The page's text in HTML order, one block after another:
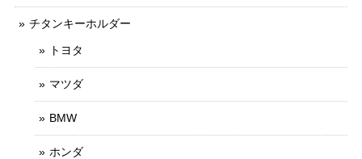
チタンキーホルダー
トヨタ
マツダ
BMW
ホンダ